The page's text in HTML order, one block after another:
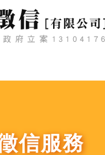
信服務